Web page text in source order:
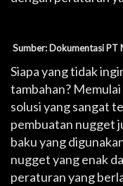
Sumber: Dokumentasi PT
Siapa yang tidak
tambahan?
solusi yang sangat
pembuatan nugget
baku yang
nugget yang enak
peraturan yang